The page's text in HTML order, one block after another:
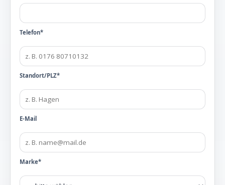
Telefon*
Standort/PLZ*
E-Mail
Marke*